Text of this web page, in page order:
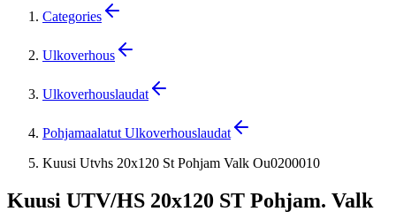
Categories
Ulkoverhous
Ulkoverhouslaudat
Pohjamaalatut Ulkoverhouslaudat
Kuusi Utvhs 20x120 St Pohjam Valk Ou0200010
Kuusi UTV/HS 20x120 ST Pohjam. Valk